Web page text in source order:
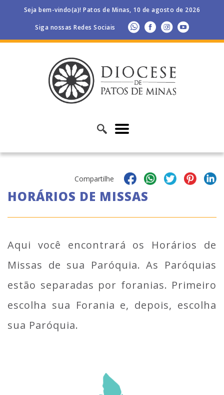
Seja bem-vindo(a)! Patos de Minas, 10 de agosto de 2026
Siga nossas Redes Sociais
Compartilhe
HORÁRIOS DE MISSAS
Aqui você encontrará os Horários de
Missas de sua Paróquia. As Paróquias
estão separadas por foranias. Primeiro
escolha sua Forania e, depois, escolha
sua Paróquia.